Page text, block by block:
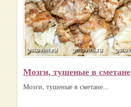
Мозги, тушеные в сметане
Мозги, тушеные в сметане...